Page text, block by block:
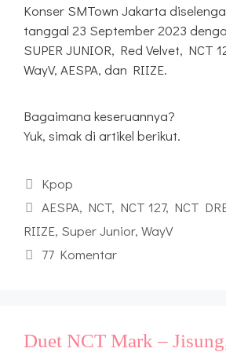
Konser SMTown Jakarta
tanggal 23 September 2023
SUPER JUNIOR, Red Velvet, NCT
WayV, AESPA, dan RIIZE.
Bagaimana keseruannya?
Yuk, simak di artikel berikut.
Kategori
Kpop
Tag
AESPA, NCT, NCT 127, NCT
RIIZE, Super Junior, WayV
77 Komentar
Duet NCT Mark –